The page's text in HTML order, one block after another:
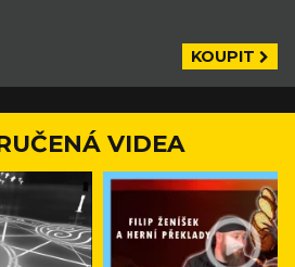
KOUPIT
VIDEA